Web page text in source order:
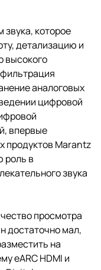
звука, которое
детализацию и
высокого
аналоговых
цифровой
впервые
продуктов Marantz
роль в
звука
просмотра
достаточно мал,
на
eARC HDMI и